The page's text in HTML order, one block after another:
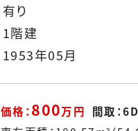
有り
1階建
1953年05月
価格：800万円 間取：